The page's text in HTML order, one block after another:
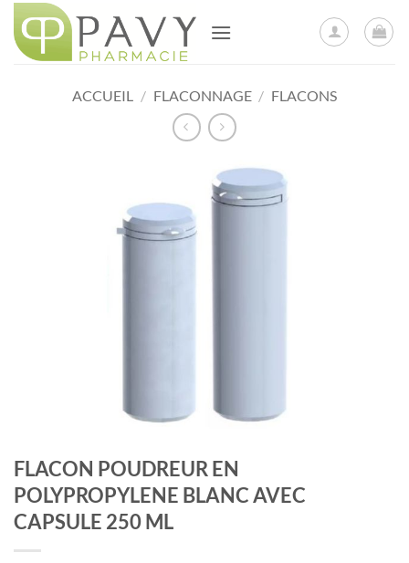
au
contenu
ACCUEIL / FLACONNAGE / FLACONS
FLACON POUDREUR EN
POLYPROPYLENE BLANC AVEC
CAPSULE 250 ML